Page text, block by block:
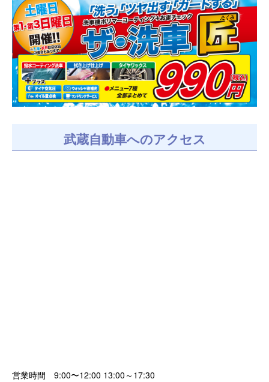
武蔵自動車へのアクセス
営業時間 9:00〜12:00 13:00～17:30